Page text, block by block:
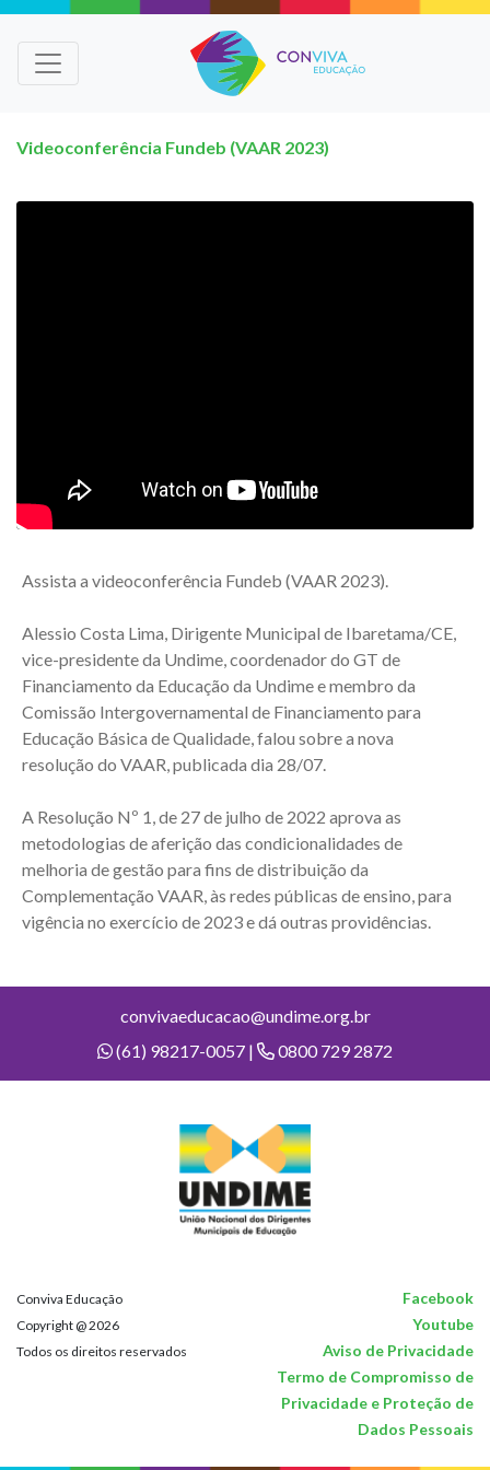
Videoconferência Fundeb (VAAR 2023)
Assista a videoconferência Fundeb (VAAR 2023).
Alessio Costa Lima, Dirigente Municipal de Ibaretama/CE,
vice-presidente da Undime, coordenador do GT de
Financiamento da Educação da Undime e membro da
Comissão Intergovernamental de Financiamento para
Educação Básica de Qualidade, falou sobre a nova
resolução do VAAR, publicada dia 28/07.
A Resolução Nº 1, de 27 de julho de 2022 aprova as
metodologias de aferição das condicionalidades de
melhoria de gestão para fins de distribuição da
Complementação VAAR, às redes públicas de ensino, para
vigência no exercício de 2023 e dá outras providências.
convivaeducacao@undime.org.br
(61) 98217-0057 |
0800 729 2872
Conviva Educação Facebook
Copyright @ 2026 Youtube
Todos os direitos reservados
Aviso de Privacidade
Termo de Compromisso de
Privacidade e Proteção de
Dados Pessoais